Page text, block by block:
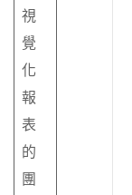
視
覺
化
報
表
的
團